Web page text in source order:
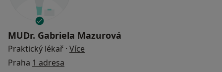
MUDr. Gabriela Mazurová
Praktický lékař · Více
Praha 1 adresa